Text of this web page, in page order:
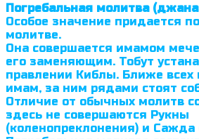
Погребальная молитва
Особое значение придается
молитве.
Она совершается имамом
его заменяющим. Тобут
правлении Киблы. Ближе всех
имам, за ним рядами стоят
Отличие от обычных молитв
здесь не совер­шаются Рукны
(коленопреклонения) и Сажда